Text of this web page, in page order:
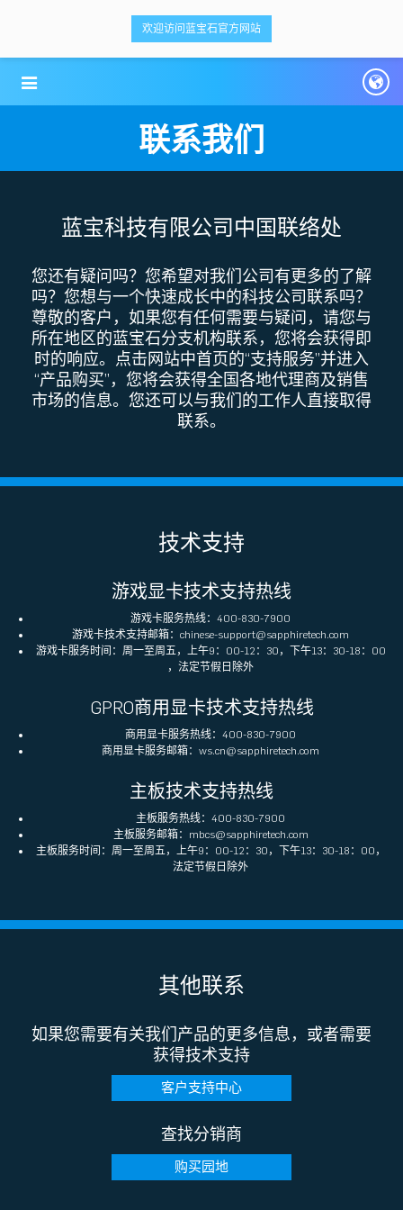
欢迎访问蓝宝石官方网站
联系我们
蓝宝科技有限公司中国联络处
您还有疑问吗？您希望对我们公司有更多的了解
吗？您想与一个快速成长中的科技公司联系吗？
尊敬的客户，如果您有任何需要与疑问，请您与
所在地区的蓝宝石分支机构联系，您将会获得即
时的响应。点击网站中首页的“支持服务”并进入
“产品购买”，您将会获得全国各地代理商及销售
市场的信息。您还可以与我们的工作人直接取得
联系。
技术支持
游戏显卡技术支持热线
游戏卡服务热线：400-830-7900
游戏卡技术支持邮箱：chinese-support@sapphiretech.com
游戏卡服务时间：周一至周五，上午9：00-12：30，下午13：30-18：00
，法定节假日除外
GPRO商用显卡技术支持热线
商用显卡服务热线：400-830-7900
商用显卡服务邮箱：ws.cn@sapphiretech.com
主板技术支持热线
主板服务热线：400-830-7900
主板服务邮箱：mbcs@sapphiretech.com
主板服务时间：周一至周五，上午9：00-12：30，下午13：30-18：00，
法定节假日除外
其他联系
如果您需要有关我们产品的更多信息，或者需要
获得技术支持
客户支持中心
查找分销商
购买园地
<ti-item style="box-sizing: border-box;"><ti-item style="box-sizing: border-box;">
蓝宝科技
</ti-item>